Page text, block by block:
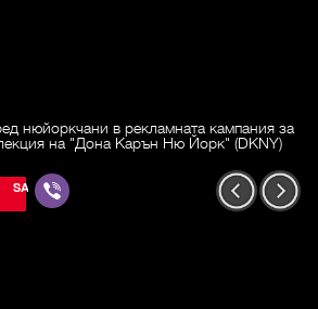
нюйоркчани в рекламната кампания за
на "Дона Карън Ню Йорк" (DKNY)
SAVE